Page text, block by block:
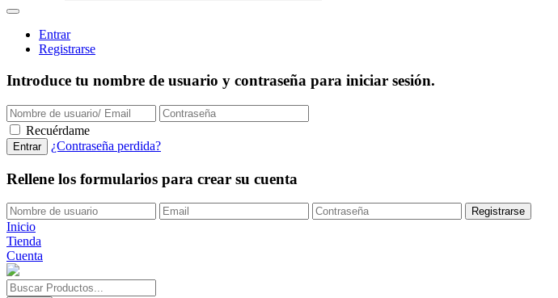
Entrar
Registrarse
Introduce tu nombre de usuario y contraseña para iniciar sesión.
Recuérdame
¿Contraseña perdida?
Rellene los formularios para crear su cuenta
Inicio
Tienda
Cuenta